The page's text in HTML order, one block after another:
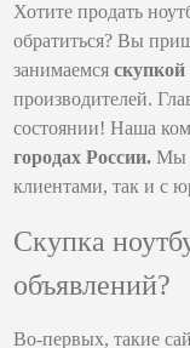
Хотите продать
обратиться? Вы
занимаемсяскупкой
производителей.
состоянии! Наша
городах России. Мы
клиентами, так и с
Скупка
объявлений?
Во-первых, такие